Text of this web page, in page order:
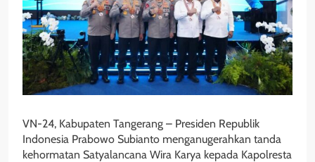
VN-24, Kabupaten Tangerang – Presiden Republik
Indonesia Prabowo Subianto menganugerahkan tanda
kehormatan Satyalancana Wira Karya kepada Kapolresta